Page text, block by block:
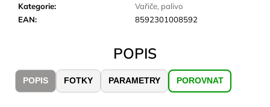
Kategorie:
Vařiče, palivo
EAN: 8592301008592
POPIS
POPIS FOTKY PARAMETRY POROVNAT
o
p
č
u